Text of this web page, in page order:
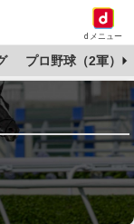
dメニュー
プロ野球（2軍）